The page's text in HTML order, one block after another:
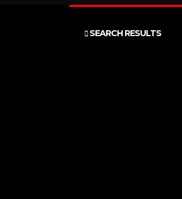
SEARCH RESULTS